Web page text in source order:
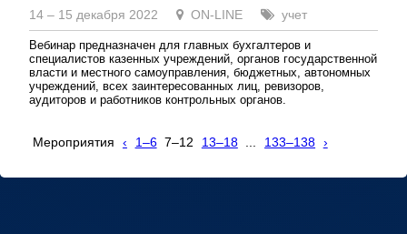
14 – 15 декабря 2022 ON-LINE учет
Вебинар предназначен для главных бухгалтеров и
специалистов казенных учреждений, органов государственной
власти и местного самоуправления, бюджетных, автономных
учреждений, всех заинтересованных лиц, ревизоров,
аудиторов и работников контрольных органов.
Мероприятия ‹ 1–6 7–12 13–18 133–138 ›